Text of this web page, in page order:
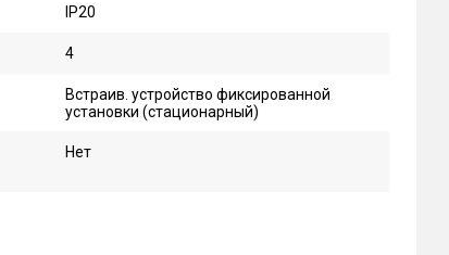
IP20
4
Встраив. устройство фиксированной
установки (стационарный)
Нет